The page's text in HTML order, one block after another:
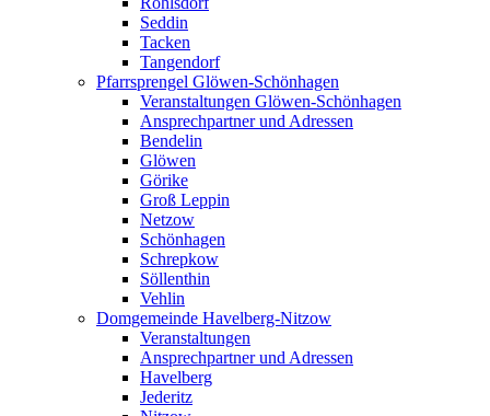
Seddin
Tacken
Tangendorf
Pfarrsprengel Glöwen-Schönhagen
Veranstaltungen Glöwen-Schönhagen
Ansprechpartner und Adressen
Bendelin
Glöwen
Görike
Groß Leppin
Netzow
Schönhagen
Schrepkow
Söllenthin
Vehlin
Domgemeinde Havelberg-Nitzow
Veranstaltungen
Ansprechpartner und Adressen
Havelberg
Jederitz